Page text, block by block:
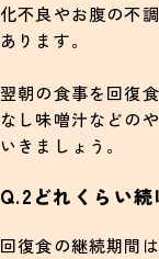
化不良やお腹の不
あります。
翌朝の食事を回復
なし味噌汁などの
いきましょう。
Q.2どれくらい
回復食の継続期間は